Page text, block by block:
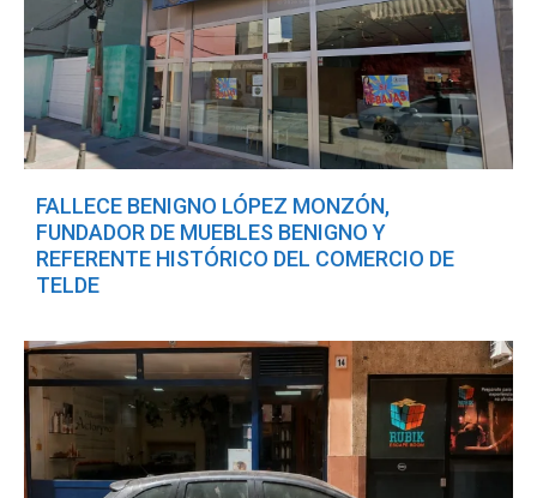
FALLECE BENIGNO LÓPEZ MONZÓN,
FUNDADOR DE MUEBLES BENIGNO Y
REFERENTE HISTÓRICO DEL COMERCIO DE
TELDE